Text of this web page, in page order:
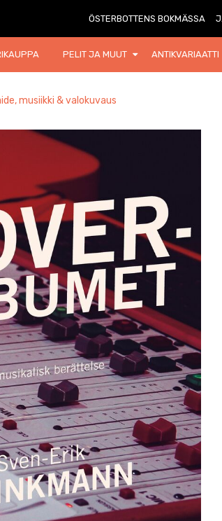
ÖSTERBOTTENS BOKMÄSSA
PELIT JA MUUT ANTIKVARIAATTI
musiikki & valokuvaus